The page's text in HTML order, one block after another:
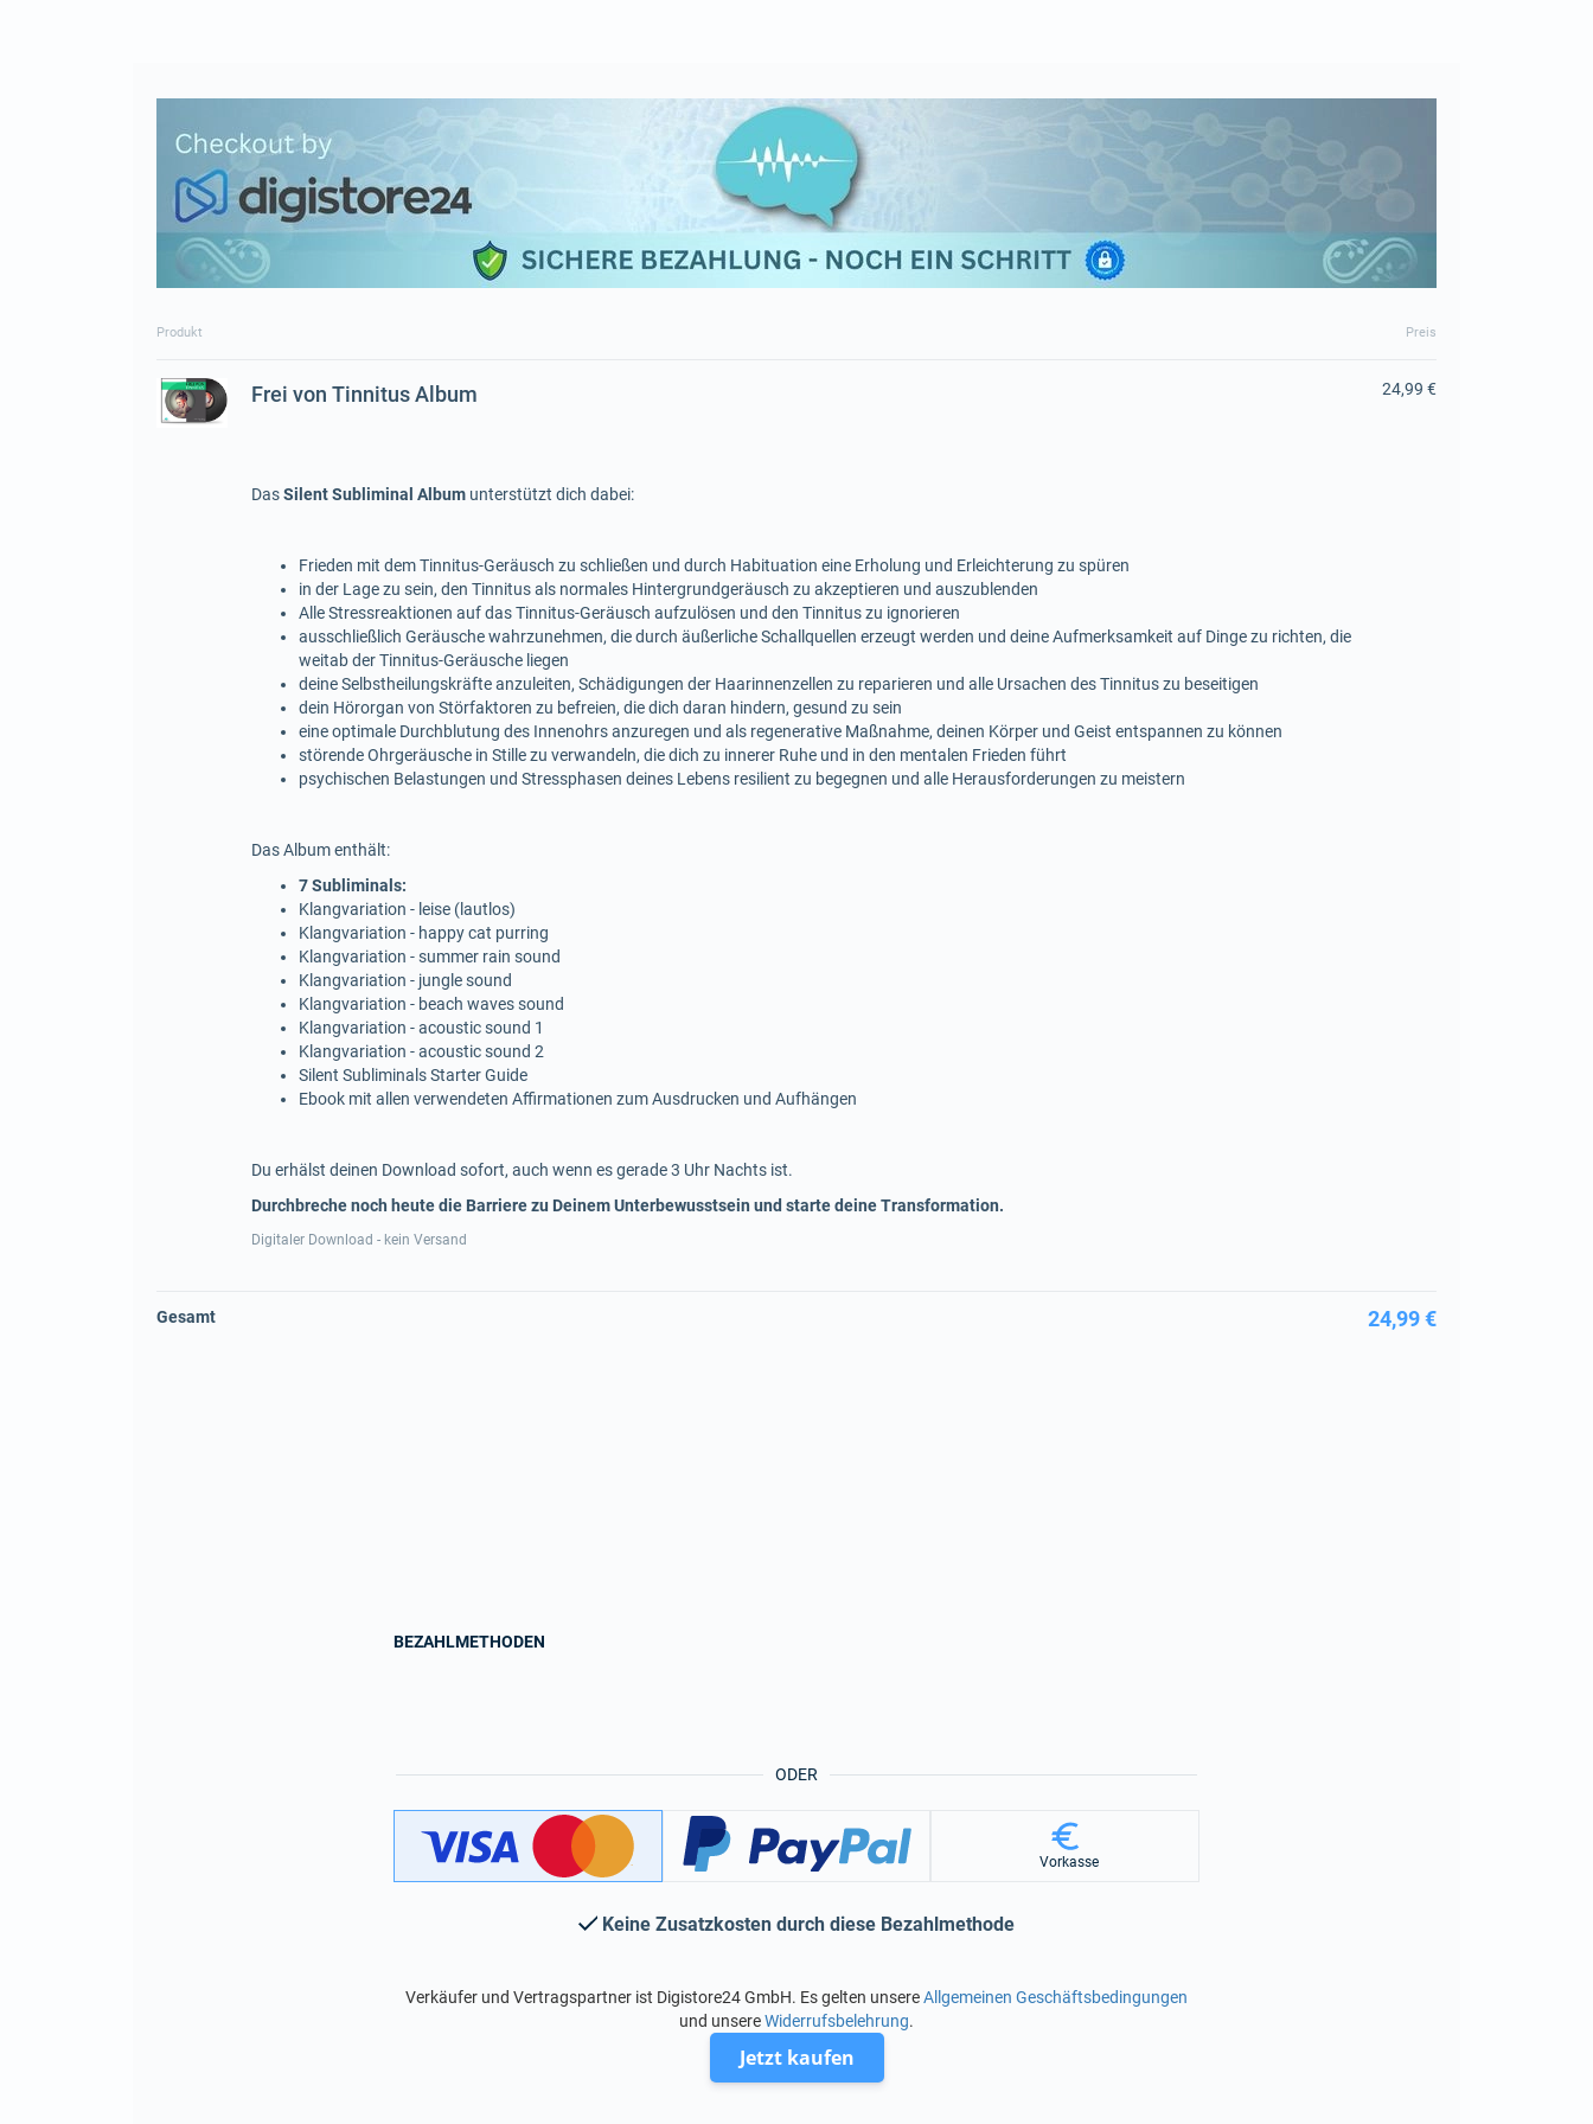
Produkt Preis
Frei von Tinnitus Album
DasSilent Subliminal Album unterstützt dich dabei:
Frieden mit dem Tinnitus-Geräusch zu schließen und durch Habituation eine Erholung und Erleichterung zu spüren
in der Lage zu sein, den Tinnitus als normales Hintergrundgeräusch zu akzeptieren und auszublenden
Alle Stressreaktionen auf das Tinnitus-Geräusch aufzulösen und den Tinnitus zu ignorieren
ausschließlich Geräusche wahrzunehmen, die durch äußerliche Schallquellen erzeugt werden und deine Aufmerksamkeit auf Dinge zu richten, die
weitab der Tinnitus-Geräusche liegen
deine Selbstheilungskräfte anzuleiten, Schädigungen der Haarinnenzellen zu reparieren und alle Ursachen des Tinnitus zu beseitigen
dein Hörorgan von Störfaktoren zu befreien, die dich daran hindern, gesund zu sein
eine optimale Durchblutung des Innenohrs anzuregen und als regenerative Maßnahme, deinen Körper und Geist entspannen zu können
störende Ohrgeräusche in Stille zu verwandeln, die dich zu innerer Ruhe und in den mentalen Frieden führt
psychischen Belastungen und Stressphasen deines Lebens resilient zu begegnen und alle Herausforderungen zu meistern
Das Album enthält:
7 Subliminals:
Klangvariation - leise (lautlos)
Klangvariation - happy cat purring
Klangvariation - summer rain sound
Klangvariation - jungle sound
Klangvariation - beach waves sound
Klangvariation - acoustic sound 1
Klangvariation - acoustic sound 2
Silent Subliminals Starter Guide
Ebook mit allen verwendeten Affirmationen zum Ausdrucken und Aufhängen
Du erhälst deinen Download sofort, auch wenn es gerade 3 Uhr Nachts ist.
Durchbreche noch heute die Barriere zu Deinem Unterbewusstsein und starte deine Transformation.
Digitaler Download - kein Versand
24,99 €
Gesamt 24,99 €
ODER
BEZAHLMETHODEN
Vorkasse
Keine Zusatzkosten durch diese Bezahlmethode
Verkäufer und Vertragspartner ist Digistore24 GmbH. Es gelten unsereAllgemeinen Geschäftsbedingungen
und unsereWiderrufsbelehrung.
Jetzt kaufen